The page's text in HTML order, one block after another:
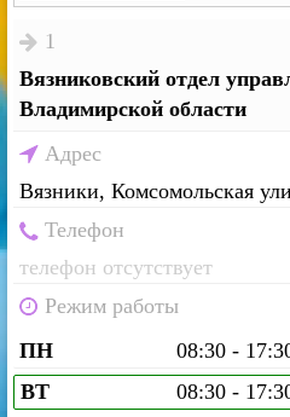
1
Вязниковский отдел
Владимирской области
Адрес
Вязники, Комсомольская
Телефон
телефон отсутствует
Режим работы
ПН
08:30 -
ВТ 08:30 -